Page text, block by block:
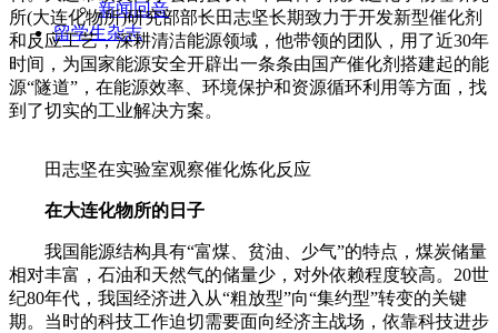
新闻回音
留学生杂志
所(大连化物所)研究部部长田志坚长期致力于开发新型催化剂
和反应工艺，深耕清洁能源领域，他带领的团队，用了近30年
时间，为国家能源安全开辟出一条条由国产催化剂搭建起的能
源“隧道”，在能源效率、环境保护和资源循环利用等方面，找
到了切实的工业解决方案。
田志坚在实验室观察催化炼化反应
在大连化物所的日子
我国能源结构具有“富煤、贫油、少气”的特点，煤炭储量
相对丰富，石油和天然气的储量少，对外依赖程度较高。20世
纪80年代，我国经济进入从“粗放型”向“集约型”转变的关键
期。当时的科技工作迫切需要面向经济主战场，依靠科技进步